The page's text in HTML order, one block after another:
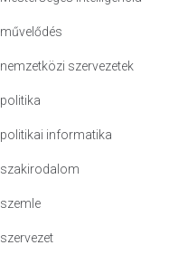
művelődés
nemzetközi szervezetek
politika
politikai informatika
szakirodalom
szemle
szervezet